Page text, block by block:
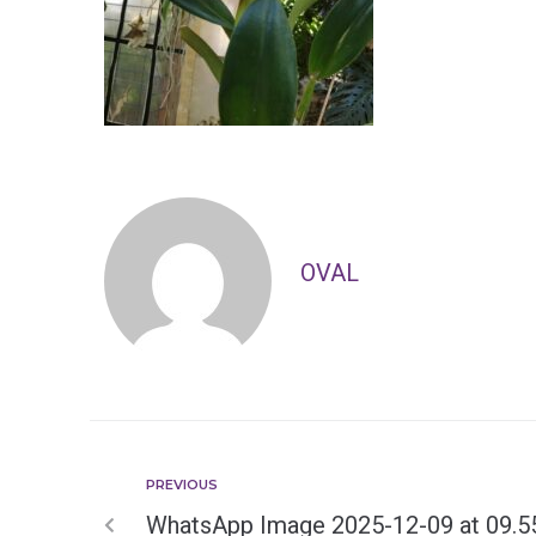
OVAL
PREVIOUS
WhatsApp Image 2025-12-09 at